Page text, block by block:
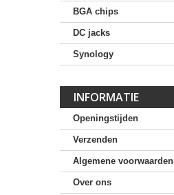
BGA chips
DC jacks
Synology
INFORMATIE
Openingstijden
Verzenden
Algemene voorwaarden
Over ons